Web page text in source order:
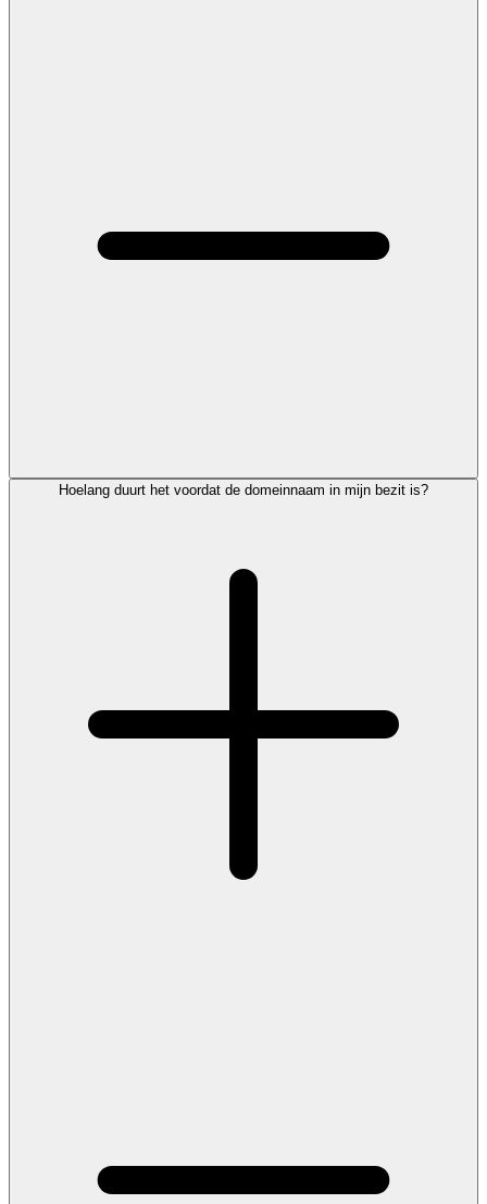
Hoelang duurt het voordat de domeinnaam in mijn bezit is?